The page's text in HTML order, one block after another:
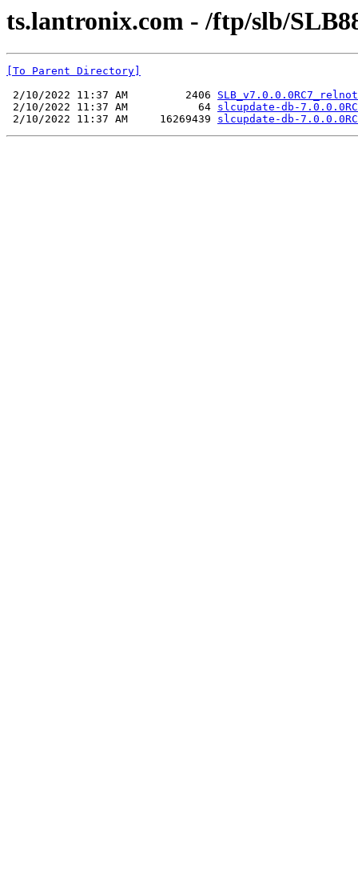
ts.lantronix.com - /ftp/slb/
[To Parent Directory]
2/10/2022 11:37 AM         2406
2/10/2022 11:37 AM           64 slcupdate-db-
2/10/2022 11:37 AM     16269439 slcupdate-db-